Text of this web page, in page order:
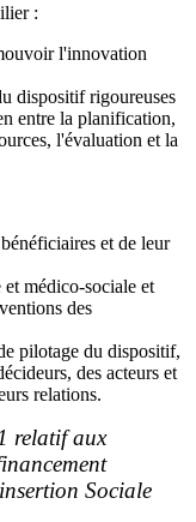
:
l'innovation
dispositif rigoureuses
entre la planification,
l'évaluation et la
et de leur
médico-sociale et
des
pilotage du dispositif,
des acteurs et
relations.
relatif aux
Sociale